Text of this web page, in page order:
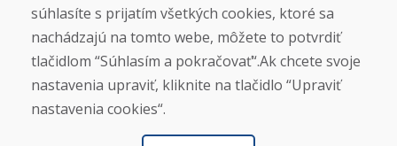
Nájsť na Google mape
súhlasíte s prijatím všetkých cookies, ktoré sa
nachádzajú na tomto webe, môžete to potvrdiť
tlačidlom “Súhlasím a pokračovať“.Ak chcete svoje
nastavenia upraviť, kliknite na tlačidlo “Upraviť
nastavenia cookies“.